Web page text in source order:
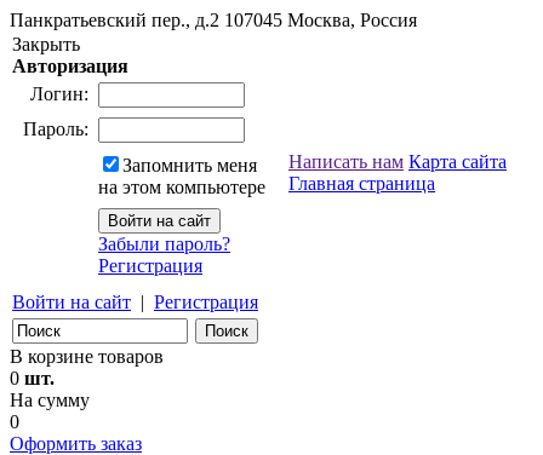
Панкратьевский пер., д.2 107045 Москва, Россия
Закрыть
Авторизация
Логин:
Пароль:
Запомнить меня
на этом компьютере
Забыли пароль?
Регистрация
Войти на сайт | Регистрация
Написать нам Карта сайта
Главная страница
В корзине товаров
0 шт.
На сумму
0
Оформить заказ